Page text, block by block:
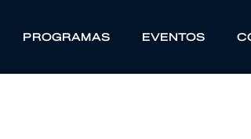
PROGRAMAS EVENTOS